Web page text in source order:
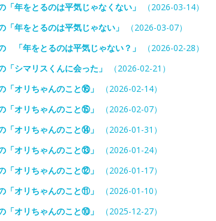
「年をとるのは平気じゃなくない」
（2026-03-14）
「年をとるのは平気じゃない」
（2026-03-07）
「年をとるのは平気じゃない？」
（2026-02-28）
「シマリスくんに会った」
（2026-02-21）
「オリちゃんのこと⑯」
（2026-02-14）
「オリちゃんのこと⑮」
（2026-02-07）
「オリちゃんのこと⑭」
（2026-01-31）
「オリちゃんのこと⑬」
（2026-01-24）
「オリちゃんのこと⑫」
（2026-01-17）
「オリちゃんのこと⑪」
（2026-01-10）
「オリちゃんのこと⑩」
（2025-12-27）